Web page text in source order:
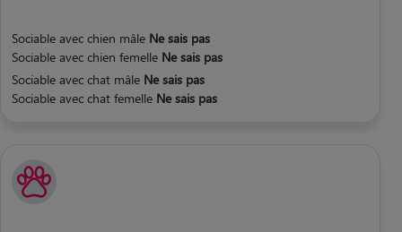
Sociable avec chien mâle Ne sais pas
Sociable avec chien femelle Ne sais pas
Sociable avec chat mâle Ne sais pas
Sociable avec chat femelle Ne sais pas